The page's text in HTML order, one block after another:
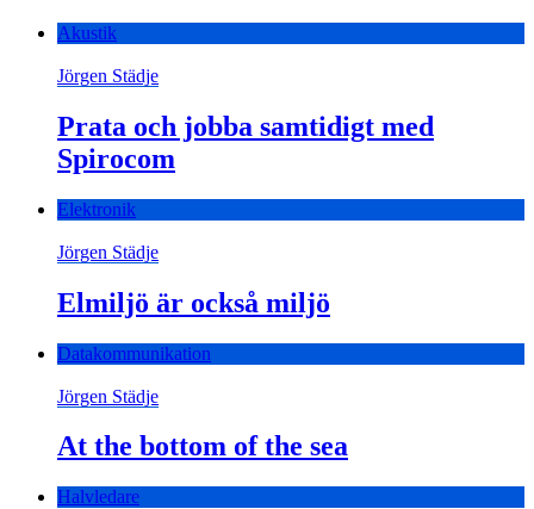
Akustik
Jörgen Städje
Prata och jobba samtidigt med
Spirocom
Elektronik
Jörgen Städje
Elmiljö är också miljö
Datakommunikation
Jörgen Städje
At the bottom of the sea
Halvledare